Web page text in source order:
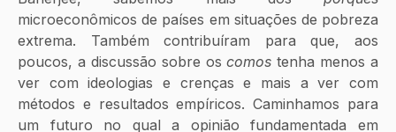
microeconômicos de países em situações de pobreza
extrema. Também contribuíram para que, aos
poucos, a discussão sobre os comos tenha menos a
ver com ideologias e crenças e mais a ver com
métodos e resultados empíricos. Caminhamos para
um futuro no qual a opinião fundamentada em